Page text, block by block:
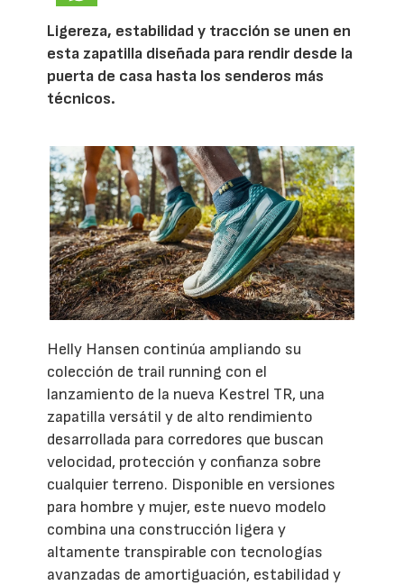
Ligereza, estabilidad y tracción se unen en
esta zapatilla diseñada para rendir desde la
puerta de casa hasta los senderos más
técnicos.
Helly Hansen continúa ampliando su
colección de trail running con el
lanzamiento de la nueva Kestrel TR, una
zapatilla versátil y de alto rendimiento
desarrollada para corredores que buscan
velocidad, protección y confianza sobre
cualquier terreno. Disponible en versiones
para hombre y mujer, este nuevo modelo
combina una construcción ligera y
altamente transpirable con tecnologías
avanzadas de amortiguación, estabilidad y